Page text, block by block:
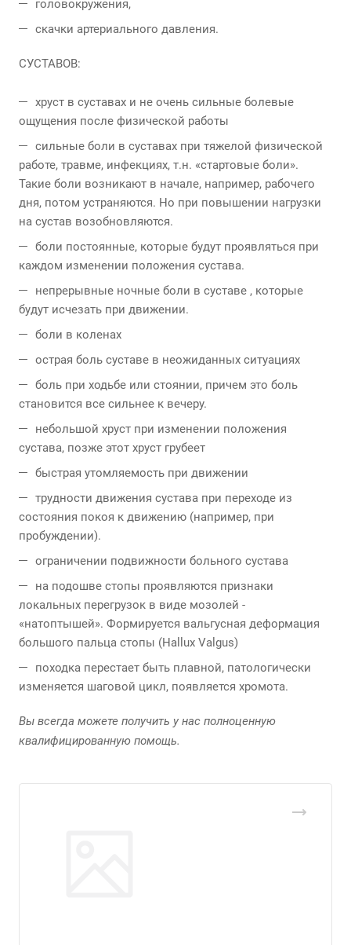
головокружения,
скачки артериального давления.
СУСТАВОВ:
хруст в суставах и не очень сильные болевые
ощущения после физической работы
сильные боли в суставах при тяжелой физической
работе, травме, инфекциях, т.н. «стартовые боли».
Такие боли возникают в начале, например, рабочего
дня, потом устраняются. Но при повышении нагрузки
на сустав возобновляются.
боли постоянные, которые будут проявляться при
каждом изменении положения сустава.
непрерывные ночные боли в суставе , которые
будут исчезать при движении.
боли в коленах
острая боль суставе в неожиданных ситуациях
боль при ходьбе или стоянии, причем это боль
становится все сильнее к вечеру.
небольшой хруст при изменении положения
сустава, позже этот хруст грубеет
быстрая утомляемость при движении
трудности движения сустава при переходе из
состояния покоя к движению (например, при
пробуждении).
ограничении подвижности больного сустава
на подошве стопы проявляются признаки
локальных перегрузок в виде мозолей -
«натоптышей». Формируется вальгусная деформация
большого пальца стопы (Hallux Valgus)
походка перестает быть плавной, патологически
изменяется шаговой цикл, появляется хромота.
Вы всегда можете получить у нас полноценную
квалифицированную помощь.